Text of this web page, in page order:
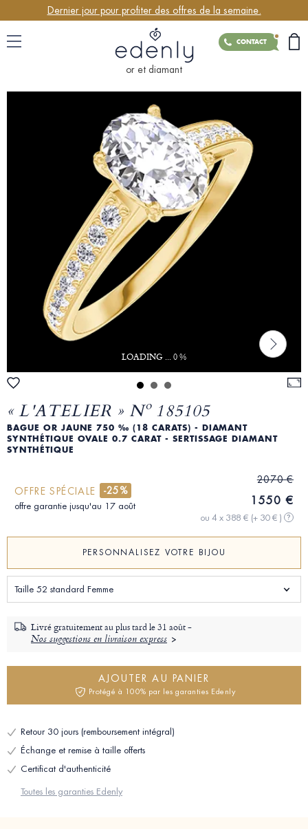
Dernier jour pour profiter des offres de la semaine.
CONTACT
or et diamant
LOADING ... 0 %
« L'ATELIER » Nº 185105
BAGUE OR JAUNE 750 ‰ (18 CARATS) - DIAMANT
SYNTHÉTIQUE OVALE 0.7 CARAT - SERTISSAGE DIAMANT
SYNTHÉTIQUE
OFFRE SPÉCIALE -25%
offre garantie jusqu'au 17 août
2070 €
1550 €
ou 4 x 388 € (+ 30 € ) ?
PERSONNALISEZ VOTRE BIJOU
Taille 52 standard Femme
Livré gratuitement au plus tard le31 août -
Nos suggestions en livraison express
AJOUTER AU PANIER
Protégé à 100% par les garanties Edenly
Retour 30 jours (remboursement intégral)
Échange et remise à taille offerts
Certificat d'authenticité
Toutes les garanties Edenly